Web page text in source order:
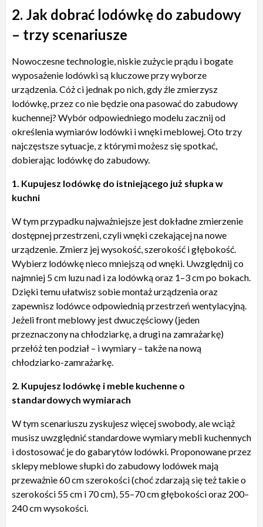
2. Jak dobrać lodówkę do zabudowy
– trzy scenariusze
Nowoczesne technologie, niskie zużycie prądu i bogate
wyposażenie lodówki są kluczowe przy wyborze
urządzenia. Cóż ci jednak po nich, gdy źle zmierzysz
lodówkę, przez co nie będzie ona pasować do zabudowy
kuchennej? Wybór odpowiedniego modelu zacznij od
określenia wymiarów lodówki i wnęki meblowej. Oto trzy
najczęstsze sytuacje, z którymi możesz się spotkać,
dobierając lodówkę do zabudowy.
1. Kupujesz lodówkę do istniejącego już słupka w
kuchni
W tym przypadku najważniejsze jest dokładne zmierzenie
dostępnej przestrzeni, czyli wnęki czekającej na nowe
urządzenie. Zmierz jej wysokość, szerokość i głębokość.
Wybierz lodówkę nieco mniejszą od wnęki. Uwzględnij co
najmniej 5 cm luzu nad i za lodówką oraz 1–3 cm po bokach.
Dzięki temu ułatwisz sobie montaż urządzenia oraz
zapewnisz lodówce odpowiednią przestrzeń wentylacyjną.
Jeżeli front meblowy jest dwuczęściowy (jeden
przeznaczony na chłodziarkę, a drugi na zamrażarkę)
przełóż ten podział – i wymiary – także na nową
chłodziarko-zamrażarkę.
2. Kupujesz lodówkę i meble kuchenne o
standardowych wymiarach
W tym scenariuszu zyskujesz więcej swobody, ale wciąż
musisz uwzględnić standardowe wymiary mebli kuchennych
i dostosować je do gabarytów lodówki. Proponowane przez
sklepy meblowe słupki do zabudowy lodówek mają
przeważnie 60 cm szerokości (choć zdarzają się też takie o
szerokości 55 cm i 70 cm), 55–70 cm głębokości oraz 200–
240 cm wysokości.